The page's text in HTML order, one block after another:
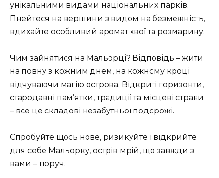
унікальними видами національних парків.
Пнейтеся на вершини з видом на безмежність,
вдихайте особливий аромат хвої та розмарину.
Чим зайнятися на Мальорці? Відповідь – жити
на повну з кожним днем, на кожному кроці
відчуваючи магію острова. Відкриті горизонти,
стародавні пам’ятки, традиції та місцеві страви
– все це складові незабутньої подорожі.
Спробуйте щось нове, ризикуйте і відкрийте
для себе Мальорку, острів мрій, що завжди з
вами – поруч.